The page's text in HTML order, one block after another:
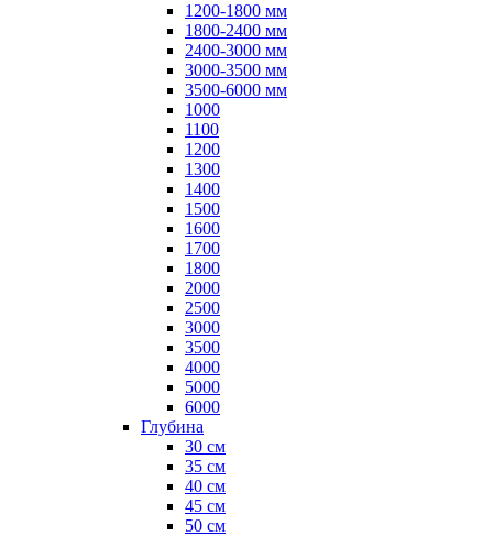
1200-1800 мм
1800-2400 мм
2400-3000 мм
3000-3500 мм
3500-6000 мм
1000
1100
1200
1300
1400
1500
1600
1700
1800
2000
2500
3000
3500
4000
5000
6000
Глубина
30 см
35 см
40 см
45 см
50 см